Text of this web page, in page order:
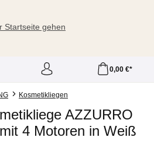
0,00 €*
Kosmetikliegen
AZZURRO
4 Motoren in Weiß